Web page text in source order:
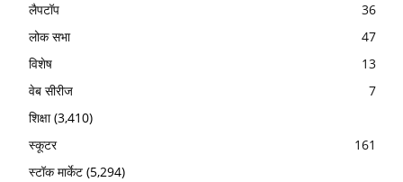
लैपटॉप
36
लोक सभा
47
विशेष
13
वेब सीरीज
7
शिक्षा(3,410)
स्कूटर
161
स्टॉक मार्केट (5,294)